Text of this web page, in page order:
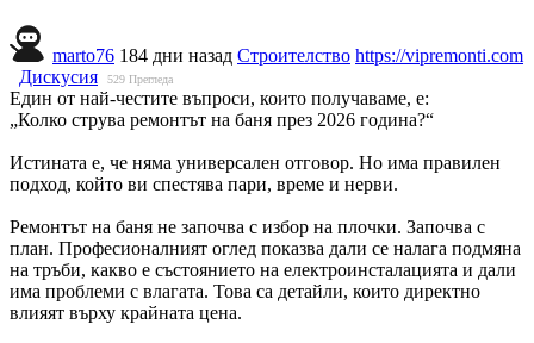
marto76 184 дни назад Строителство https://vipremonti.com
Дискусия
529 Прегледа
Един от най-честите въпроси, които получаваме, е:
„Колко струва ремонтът на баня през 2026 година?“
Истината е, че няма универсален отговор. Но има правилен
подход, който ви спестява пари, време и нерви.
Ремонтът на баня не започва с избор на плочки. Започва с
план. Професионалният оглед показва дали се налага подмяна
на тръби, какво е състоянието на електроинсталацията и дали
има проблеми с влагата. Това са детайли, които директно
влияят върху крайната цена.